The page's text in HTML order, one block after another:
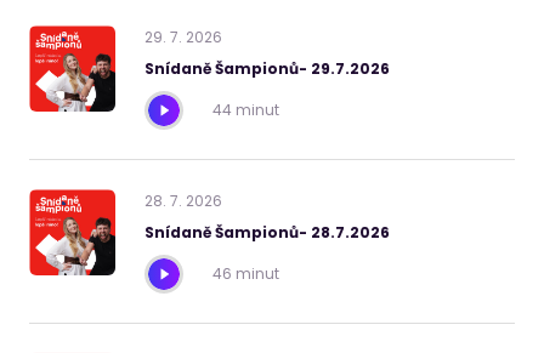
29. 7. 2026
Snídaně Šampionů- 29.7.2026
44 minut
28. 7. 2026
Snídaně Šampionů- 28.7.2026
46 minut